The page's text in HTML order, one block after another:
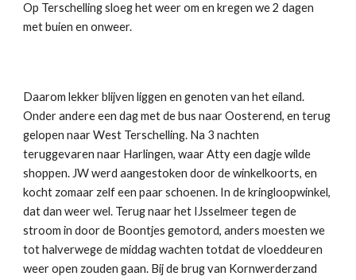
Op Terschelling sloeg het weer om en kregen we 2 dagen
met buien en onweer.
Daarom lekker blijven liggen en genoten van het eiland.
Onder andere een dag met de bus naar Oosterend, en terug
gelopen naar West Terschelling. Na 3 nachten
teruggevaren naar Harlingen, waar Atty een dagje wilde
shoppen. JW werd aangestoken door de winkelkoorts, en
kocht zomaar zelf een paar schoenen. In de kringloopwinkel,
dat dan weer wel. Terug naar het IJsselmeer tegen de
stroom in door de Boontjes gemotord, anders moesten we
tot halverwege de middag wachten totdat de vloeddeuren
weer open zouden gaan. Bij de brug van Kornwerderzand